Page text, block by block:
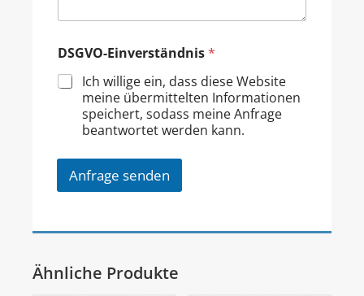
DSGVO-Einverständnis*
Ich willige ein, dass diese Website
meine übermittelten Informationen
speichert, sodass meine Anfrage
beantwortet werden kann.
Anfrage senden
Ähnliche Produkte